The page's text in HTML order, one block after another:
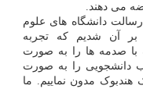
می دهند.
دانشگاه های علوم
بر آن شدیم که تجربه
با صدمه ها را به صورت
دانشجویی را به صورت
مدون نماییم. ما